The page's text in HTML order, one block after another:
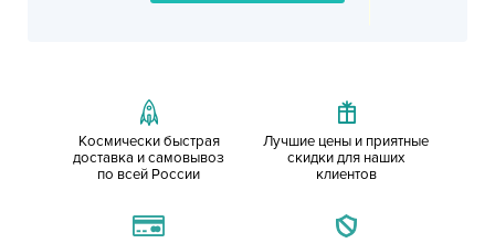
Космически быстрая
доставка и самовывоз
по всей России
Лучшие цены и приятные
скидки для наших
клиентов